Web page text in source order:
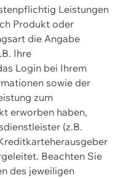
Leistungen
Produkt oder
die Angabe
Ihre
Login bei Ihrem
sowie der
zum
erworben haben,
(z.B.
Beachten Sie
des jeweiligen